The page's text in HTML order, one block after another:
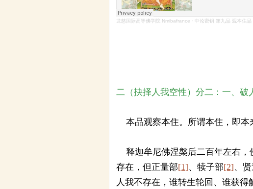
龙慈国际高等佛学院 Nmibafrance · 中论密钥 第九品 观本住
二（抉择人我空性）分二：一、破
本品观察本住。所谓本住，即本
释迦牟尼佛涅槃后二百年左右，
存在，但正量部[1]、犊子部[2]、
人我不存在，谁转生轮回、谁获